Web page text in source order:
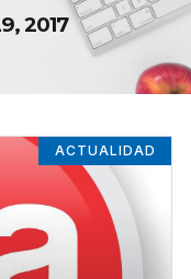
2017
ACTUALIDAD